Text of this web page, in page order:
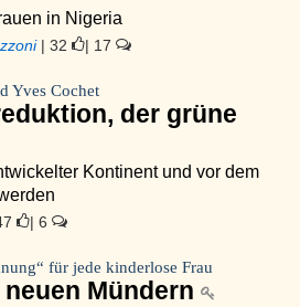
in Nigeria
| 32 | 17
Yves Cochet
der grüne
Kontinent und vor dem
| 6
für jede kinderlose Frau
Mündern